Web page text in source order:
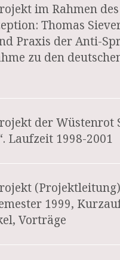
im Rahmen
Thomas
Praxis der Anti-
zu den
der Wüstenrot
Laufzeit 1998-2001
1999,
Vorträge